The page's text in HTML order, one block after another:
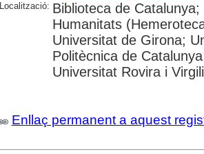
Localització: Biblioteca de
Humanitats
Universitat de Girona;
Politècnica de
Universitat Rovira i Virgili
Enllaç permanent a aquest